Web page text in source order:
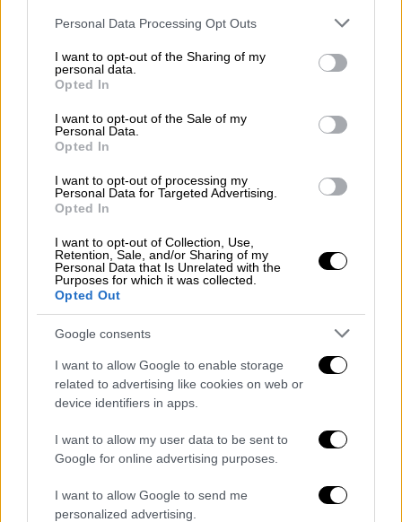
Please note that this website/app uses one or more Google
not limited to your visit or usage behaviour. You may click to
grant or deny consent to Google and its third-party tags to
use your data for below specified purposes in below Google
consent section.
Personal Data Processing Opt Outs
I want to opt-out of the Sharing of my
personal data.
Opted In
I want to opt-out of the Sale of my
Personal Data.
Opted In
I want to opt-out of processing my
Personal Data for Targeted Advertising.
Opted In
I want to opt-out of Collection, Use,
Retention, Sale, and/or Sharing of my
Personal Data that Is Unrelated with the
Purposes for which it was collected.
Opted Out
Google consents
I want to allow Google to enable storage
related to advertising like cookies on web or
device identifiers in apps.
I want to allow my user data to be sent to
Google for online advertising purposes.
I want to allow Google to send me
personalized advertising.
δικαιούνται να κινηθούν δικαστικά είναι οι
«Ο Γιάννης Παπαμιχαήλ θα καταθέσει μήνυση
της μητέρας του. Αυτή είναι η εντολή που
μού έδωσε. Ο κ. Λιάνης το γνωρίζει.
Πιστεύουμε ότι συντρέχουν οι
προϋποθέσεις για να κινηθεί νομικά ο κ.
Παπαμιχαήλ. Από τη γνώση ενός ζητήματος
μπορεί κάποιος να κινηθεί νομικά εντός
5ετίας. Ο κ. Παπαμιχαήλ τώρα έμαθε γι’ αυτά
που είπε ο κ. Λιάνης από τότε που τα είπε
στην τηλεόραση», κατέληξε.
Τα σχόλια που ενόχλησαν τον Γιάννη
Παπαμιχαήλ
Σημειώνεται πως ο κ. Λιάνης μιλώντας στην
εκπομπή «Τετ α Τετ» είπε ότι η Αλίκη
Βουγιουκλάκη τον διεκδικούσε και μια μέρα
που ήταν μαζί, άνοιξε τη ρόμπα της και του
έδειξε το στήθος της.